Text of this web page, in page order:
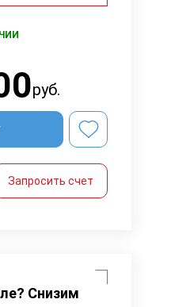
руб.
Запросить счет
Снизим